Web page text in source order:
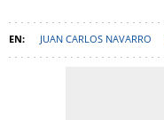
JUAN CARLOS NAVARRO